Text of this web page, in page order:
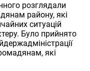
розглядали
району, які
ситуацій
Було прийнято
які